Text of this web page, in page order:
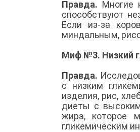
Правда. Многие
способствуют
Если из-за
миндальным,
Миф №3. Низкий
Правда.
с низким
изделия, рис,
диеты с
жира, которое
гликемическим